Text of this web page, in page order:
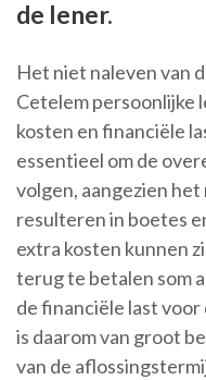
de lener.
Het niet naleven van
Cetelem persoonlijke
kosten en financiële
essentieel om de
volgen, aangezien
resulteren in boetes
extra kosten kunnen
terug te betalen som
de financiële last
is daarom van groot
van de